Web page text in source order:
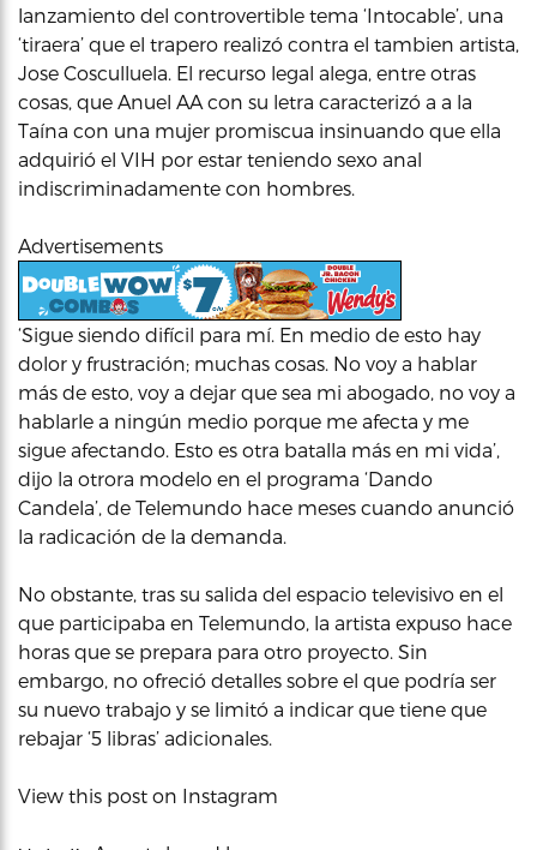
lanzamiento del controvertible tema ‘Intocable’, una
‘tiraera’ que el trapero realizó contra el tambien artista,
Jose Cosculluela. El recurso legal alega, entre otras
cosas, que Anuel AA con su letra caracterizó a a la
Taína con una mujer promiscua insinuando que ella
adquirió el VIH por estar teniendo sexo anal
indiscriminadamente con hombres.
Advertisements
‘Sigue siendo difícil para mí. En medio de esto hay
dolor y frustración; muchas cosas. No voy a hablar
más de esto, voy a dejar que sea mi abogado, no voy a
hablarle a ningún medio porque me afecta y me
sigue afectando. Esto es otra batalla más en mi vida’,
dijo la otrora modelo en el programa ‘Dando
Candela’, de Telemundo hace meses cuando anunció
la radicación de la demanda.
No obstante, tras su salida del espacio televisivo en el
que participaba en Telemundo, la artista expuso hace
horas que se prepara para otro proyecto. Sin
embargo, no ofreció detalles sobre el que podría ser
su nuevo trabajo y se limitó a indicar que tiene que
rebajar ‘5 libras’ adicionales.
View this post on Instagram